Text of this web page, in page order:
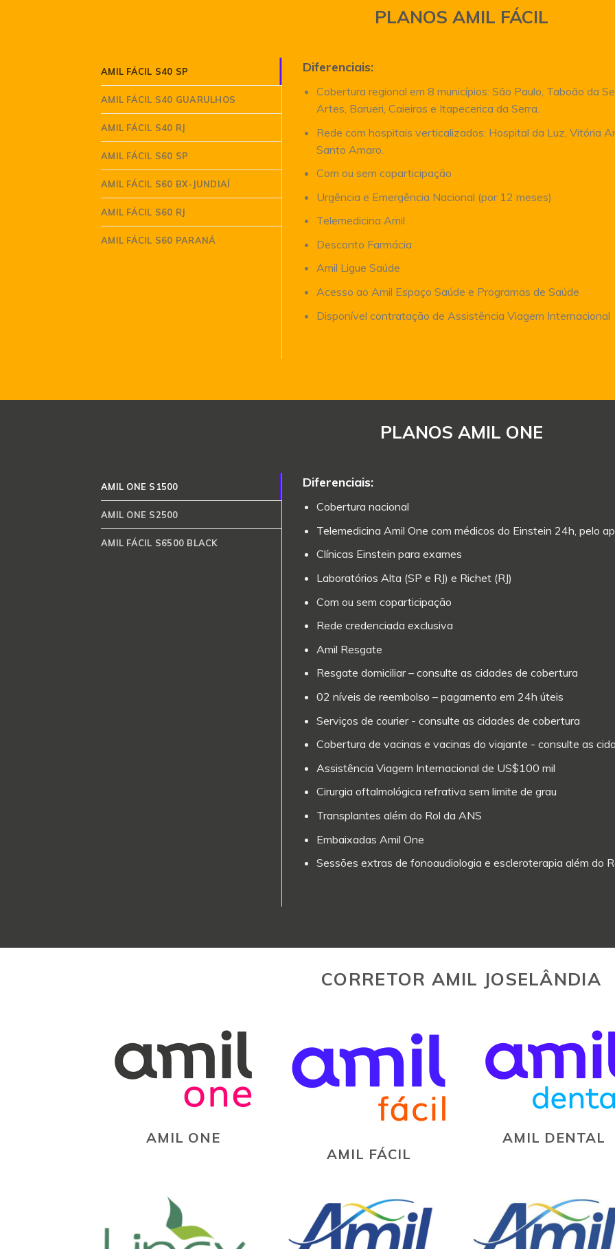
PLANOS AMIL FÁCIL
AMIL FÁCIL S40 SP
AMIL FÁCIL S40 GUARULHOS
AMIL FÁCIL S40 RJ
AMIL FÁCIL S60 SP
AMIL FÁCIL S60 BX-JUNDIAÍ
AMIL FÁCIL S60 RJ
AMIL FÁCIL S60 PARANÁ
Diferenciais:
Cobertura regional em 8 municípios: São Paulo, Taboão da
Artes, Barueri, Caieiras e Itapecerica da Serra.
Rede com hospitais verticalizados: Hospital da Luz, Vitória
Santo Amaro.
Com ou sem coparticipação
Urgência e Emergência Nacional (por 12 meses)
Telemedicina Amil
Desconto Farmácia
Amil Ligue Saúde
Acesso ao Amil Espaço Saúde e Programas de Saúde
Disponível contratação de Assistência Viagem Internacional
PLANOS AMIL ONE
AMIL ONE S1500
AMIL ONE S2500
AMIL FÁCIL S6500 BLACK
Diferenciais:
Cobertura nacional
Telemedicina Amil One com médicos do Einstein 24h, pelo
Clínicas Einstein para exames
Laboratórios Alta (SP e RJ) e Richet (RJ)
Com ou sem coparticipação
Rede credenciada exclusiva
Amil Resgate
Resgate domiciliar – consulte as cidades de cobertura
02 níveis de reembolso – pagamento em 24h úteis
Serviços de courier - consulte as cidades de cobertura
Cobertura de vacinas e vacinas do viajante - consulte as
Assistência Viagem Internacional de US$100 mil
Cirurgia oftalmológica refrativa sem limite de grau
Transplantes além do Rol da ANS
Embaixadas Amil One
Sessões extras de fonoaudiologia e escleroterapia além do
CORRETOR AMIL JOSELÂNDIA
AMIL ONE
AMIL FÁCIL
AMIL DENTAL